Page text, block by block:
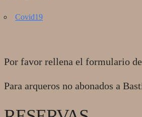
Covid19
Por favor rellena el formulario
Para arqueros no abonados a